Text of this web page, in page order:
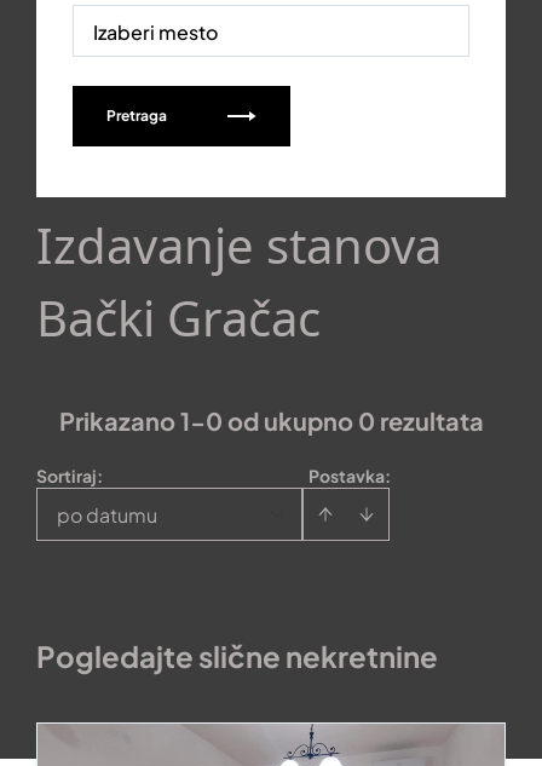
Izaberi mesto
Pretraga
Izdavanje stanova
Bački Gračac
Prikazano 1-0 od ukupno 0 rezultata
Postavka:
Sortiraj:
po datumu
Pogledajte slične nekretnine